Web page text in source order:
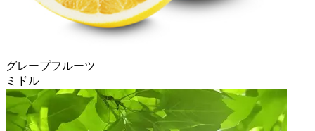
グレープフルーツ
ミドル